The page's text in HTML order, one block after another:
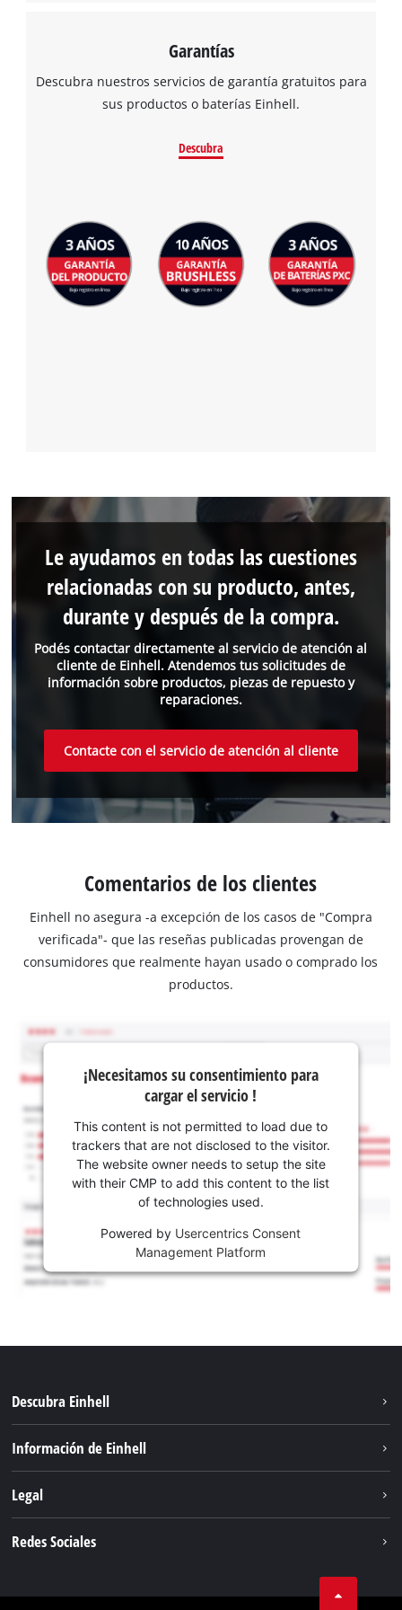
Garantías
Descubra nuestros servicios de garantía gratuitos para
sus productos o baterías Einhell.
Descubra
Podés contactar directamente al servicio de atención al
cliente de Einhell. Atendemos tus solicitudes de
información sobre productos, piezas de repuesto y
reparaciones.
Le ayudamos en todas las cuestiones
relacionadas con su producto, antes,
durante y después de la compra.
Contacte con el servicio de atención al cliente
Comentarios de los clientes
Einhell no asegura -a excepción de los casos de "Compra
verificada"- que las reseñas publicadas provengan de
consumidores que realmente hayan usado o comprado los
productos.
¡Necesitamos su consentimiento para
cargar el servicio !
This content is not permitted to load due to
trackers that are not disclosed to the visitor.
The website owner needs to setup the site
with their CMP to add this content to the list
of technologies used.
Powered by Usercentrics Consent
Management Platform
Descubra Einhell
Servicio
Información de Einhell
Einhell global
Legal
Redes Sociales